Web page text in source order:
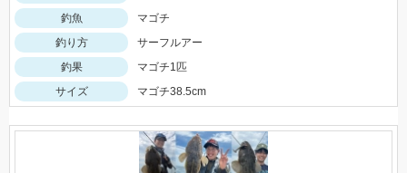
釣魚
マゴチ
釣り方
サーフルアー
釣果
マゴチ1匹
サイズ
マゴチ38.5cm